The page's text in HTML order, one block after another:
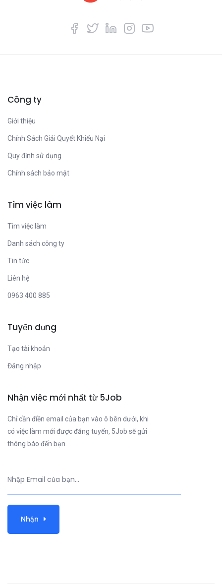
Công ty
Giới thiệu
Chính Sách Giải Quyết Khiếu Nại
Quy định sử dụng
Chính sách bảo mật
Tìm việc làm
Tìm việc làm
Danh sách công ty
Tin tức
Liên hệ
0963 400 885
Tuyển dụng
Tạo tài khoản
Đăng nhập
Nhận việc mới nhất từ 5Job
Chỉ cần điền email của bạn vào ô bên dưới, khi
có việc làm mới được đăng tuyển, 5Job sẽ gửi
thông báo đến bạn.
Nhận